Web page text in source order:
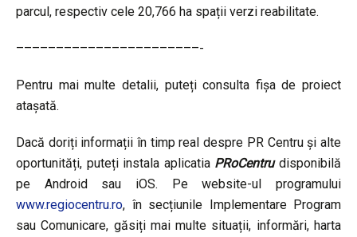
parcul, respectiv cele 20,766 ha spații verzi reabilitate.
–––––––––––––––––––––––-
Pentru mai multe detalii, puteți consulta fișa de proiect
atașată.
Dacă doriți informații în timp real despre PR Centru și alte
oportunități, puteți instala aplicatia PRoCentrudisponibilă
pe Android sau iOS. Pe website-ul programului
www.regiocentru.ro, în secțiunile Implementare Program
sau Comunicare, găsiți mai multe situații, informări, harta